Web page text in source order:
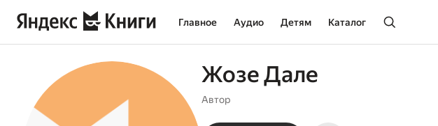
Главное Аудио Детям Каталог
Жозе Дале
Автор